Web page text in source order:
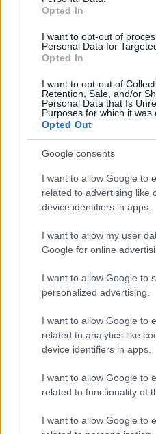
Opted In
I want to opt-out of
Personal Data for
Opted In
I want to opt-out of
Retention, Sale, and/or
Personal Data that Is
Purposes for which it was
Opted Out
Google consents
I want to allow Google to
related to advertising like
device identifiers in apps.
I want to allow my user
Google for online
I want to allow Google to
personalized advertising.
I want to allow Google to
related to analytics like
device identifiers in apps.
I want to allow Google to
related to functionality of
I want to allow Google to
Utafiti unaonyesha MSM
ngozi. Pia husaidia
kuifanya kuwa nyororo na
wanaopambana na
kama rosasia, MSM
dalili, na kusababisha
Matumizi ya mada ya MSM
maboresho makubwa
wa ngozi. Watumiaji mara
wakihusisha hii na athari
Umaarufu unaoongezeka
utunzaji wa ngozi
mvuto unaokua katika
Kutumia MSM
Mazoezi
Kujumuisha Methyl
utaratibu wa
kwa kiasi kikubwa ahueni
Majaribio ya kimatibabu
hiki cha asili kwa ufanisi
misuli na kupunguza